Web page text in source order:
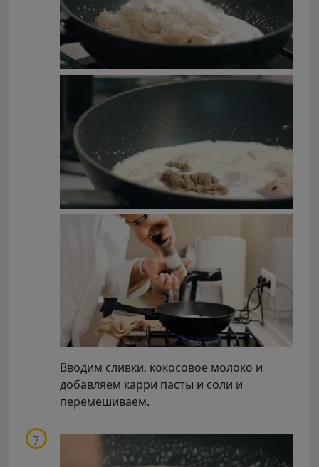
Вводим сливки, кокосовое молоко и
добавляем карри пасты и соли и
перемешиваем.